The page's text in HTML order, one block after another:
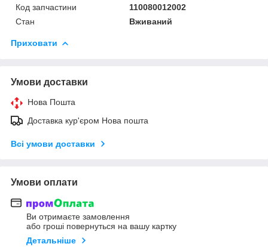
Код запчастини
110080012002
Стан
Вживаний
Приховати
Умови доставки
Нова Пошта
Доставка кур'єром Нова пошта
Всі умови доставки
Умови оплати
Ви отримаєте замовлення
або гроші повернуться на вашу картку
Детальніше